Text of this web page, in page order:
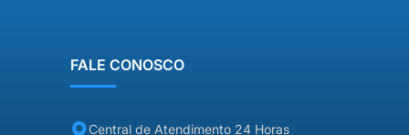
FALE CONOSCO
Central de Atendimento 24 Horas